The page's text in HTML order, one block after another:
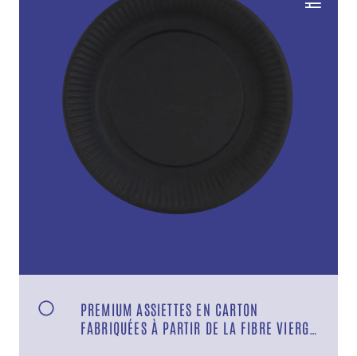
PREMIUM ASSIETTES EN CARTON
FABRIQUÉES À PARTIR DE LA FIBRE VIERGE